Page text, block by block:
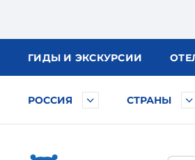
ГИДЫ И ЭКСКУРСИИ
РОССИЯ СТРАНЫ